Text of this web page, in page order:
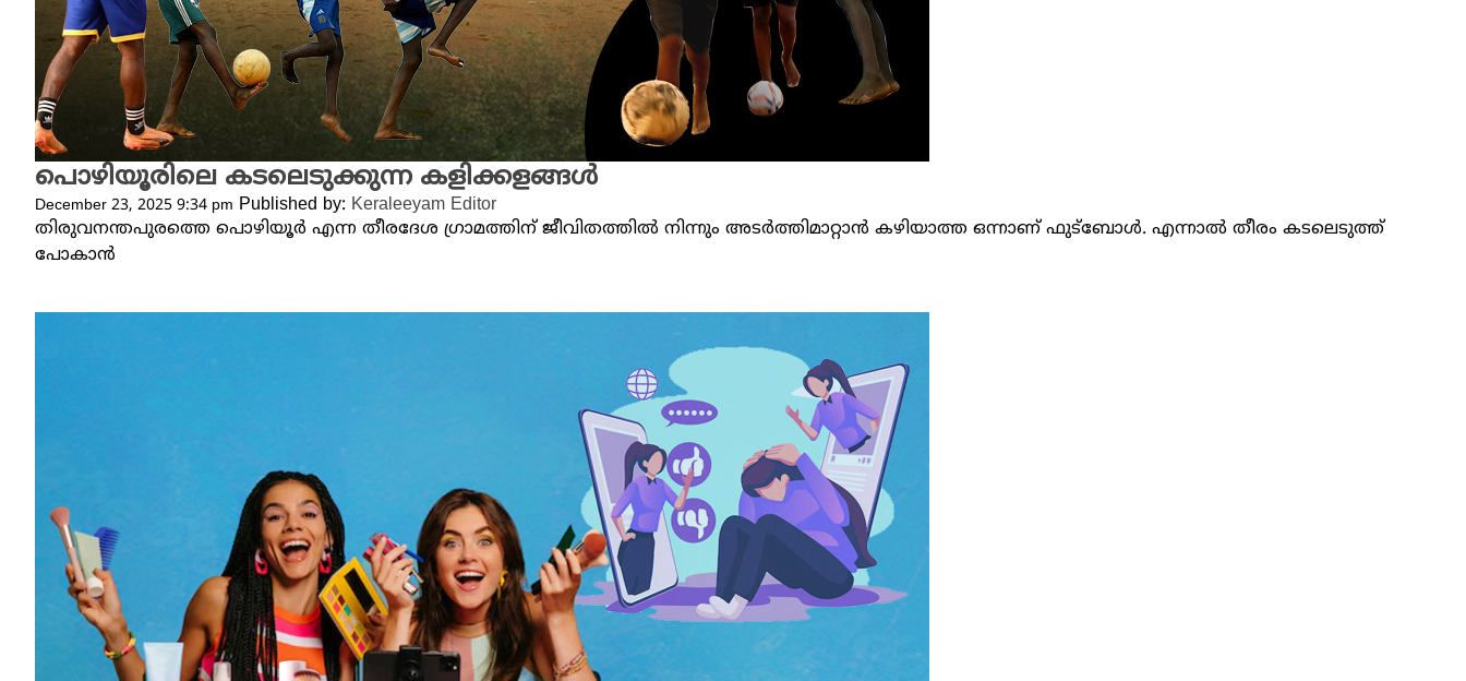
പൊഴിയൂരിലെ കടലെടുക്കുന്ന കളിക്കളങ്ങൾ ‌‌‌
December 23, 2025 9:34 pm Published by: Keraleeyam Editor
തിരുവനന്തപുരത്തെ പൊഴിയൂർ‌ എന്ന തീരദേശ ഗ്രാമത്തിന് ജീവിതത്തിൽ നിന്നും അട‍ർത്തിമാറ്റാൻ കഴിയാത്ത ഒന്നാണ് ഫു‍ട്ബോൾ. എന്നാൽ തീരം കടലെടുത്ത്
പോകാൻ